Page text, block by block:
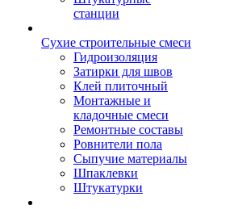
станции
Сухие строительные смеси
Гидроизоляция
Затирки для швов
Клей плиточный
Монтажные и
кладочные смеси
Ремонтные составы
Ровнители пола
Сыпучие материалы
Шпаклевки
Штукатурки